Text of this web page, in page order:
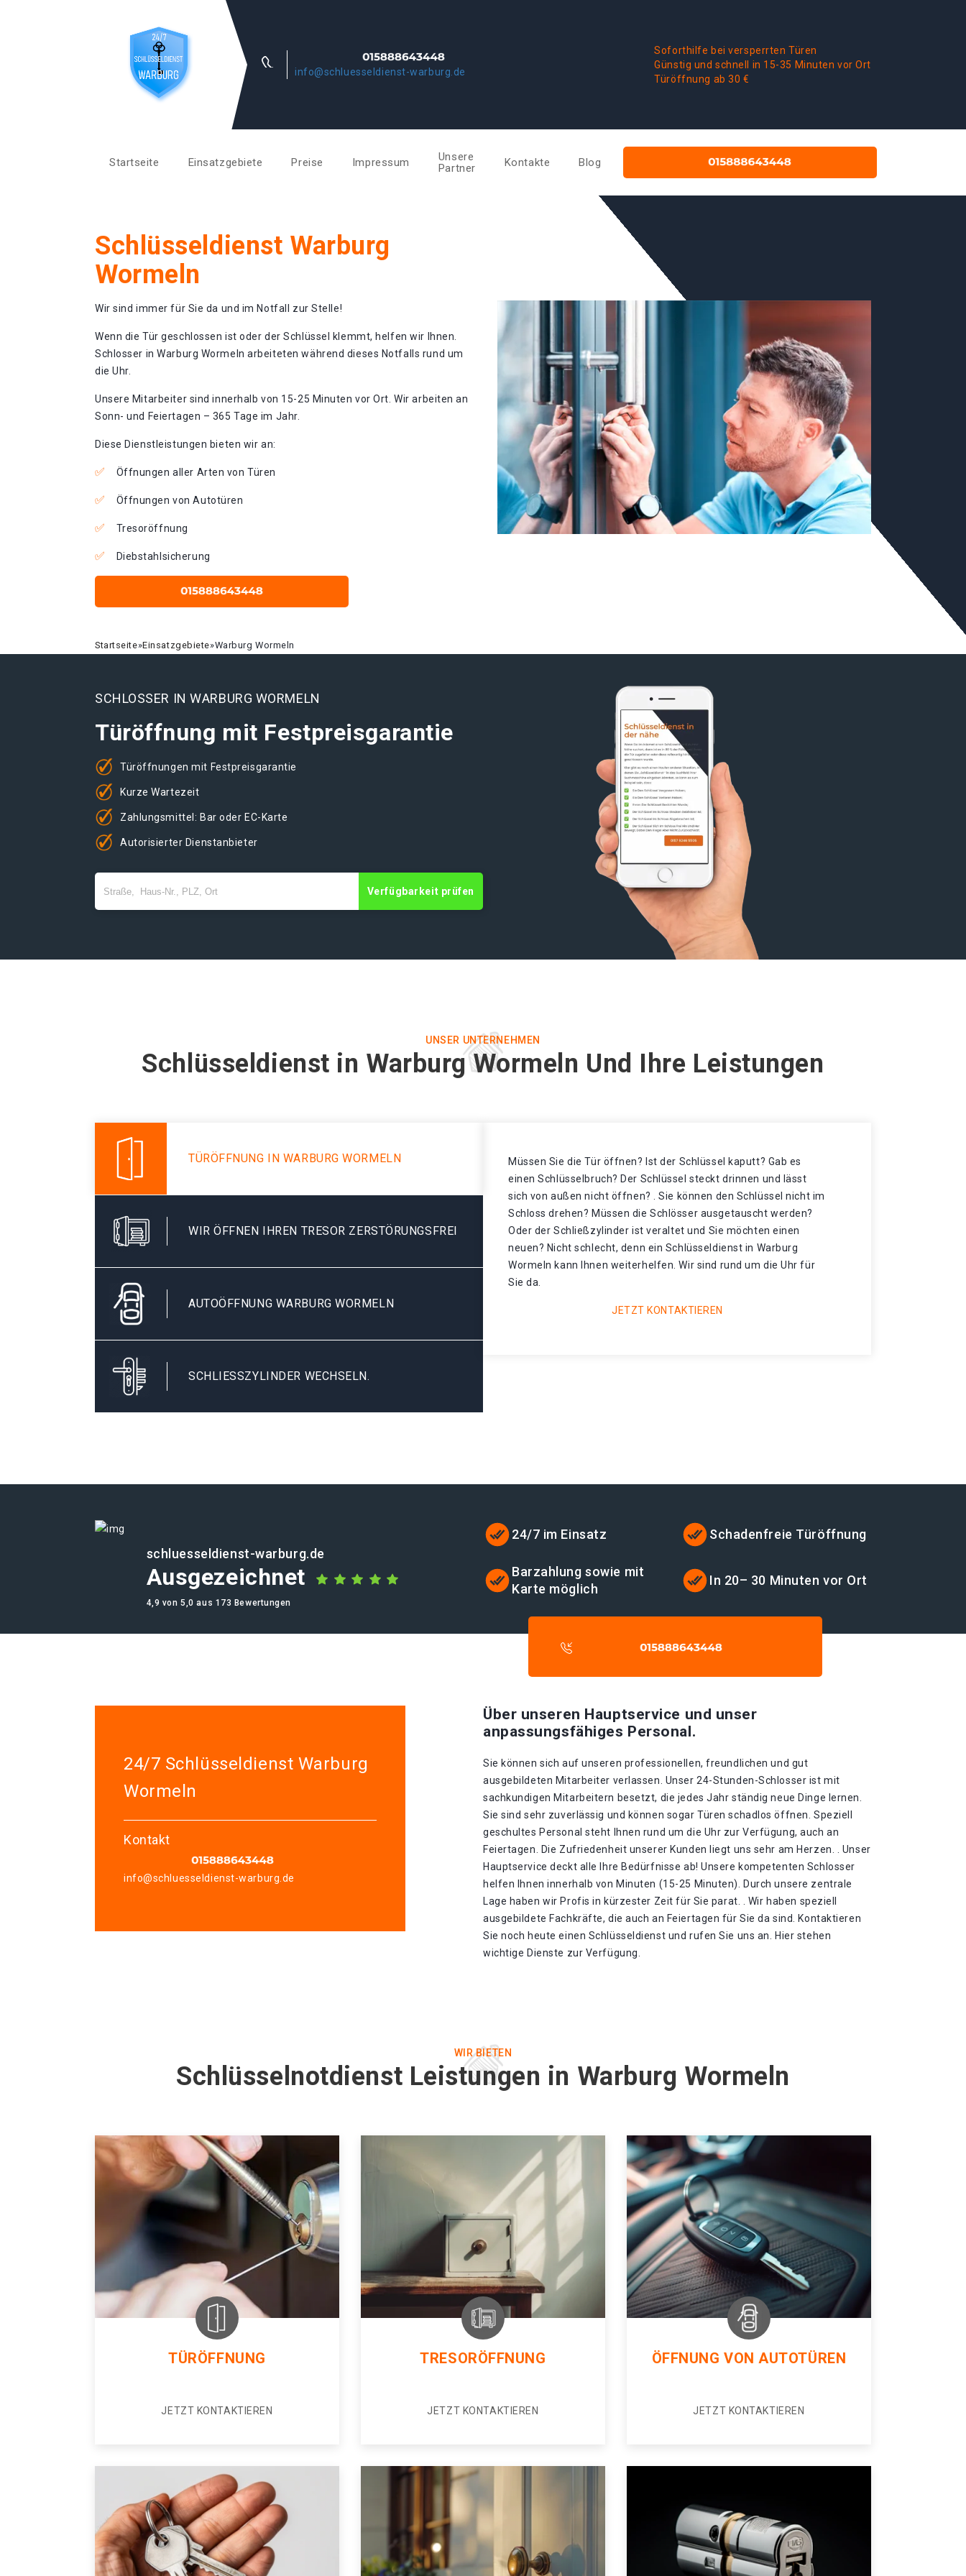
info@schluesseldienst-warburg.de
Soforthilfe bei versperrten Türen
Günstig und schnell in 15-35 Minuten vor Ort
Türöffnung ab 30 €
Startseite Einsatzgebiete Preise Impressum
Unsere
Partner
Kontakte Blog
Schlüsseldienst Warburg
Wormeln
Wir sind immer für Sie da und im Notfall zur Stelle!
Wenn die Tür geschlossen ist oder der Schlüssel klemmt, helfen wir Ihnen.
Schlosser in Warburg Wormeln arbeiteten während dieses Notfalls rund um
die Uhr.
Unsere Mitarbeiter sind innerhalb von 15-25 Minuten vor Ort. Wir arbeiten an
Sonn- und Feiertagen – 365 Tage im Jahr.
Diese Dienstleistungen bieten wir an:
Öffnungen aller Arten von Türen
Öffnungen von Autotüren
Tresoröffnung
Diebstahlsicherung
Startseite»Einsatzgebiete»Warburg Wormeln
SCHLOSSER IN WARBURG WORMELN
Türöffnung mit Festpreisgarantie
Türöffnungen mit Festpreisgarantie
Kurze Wartezeit
Zahlungsmittel: Bar oder EC-Karte
Autorisierter Dienstanbieter
Verfügbarkeit prüfen
UNSER UNTERNEHMEN
Schlüsseldienst in Warburg Wormeln Und Ihre Leistungen
TÜRÖFFNUNG IN WARBURG WORMELN
WIR ÖFFNEN IHREN TRESOR ZERSTÖRUNGSFREI
AUTOÖFFNUNG WARBURG WORMELN
SCHLIESSZYLINDER WECHSELN.
Müssen Sie die Tür öffnen? Ist der Schlüssel kaputt? Gab es
einen Schlüsselbruch? Der Schlüssel steckt drinnen und lässt
sich von außen nicht öffnen? . Sie können den Schlüssel nicht im
Schloss drehen? Müssen die Schlösser ausgetauscht werden?
Oder der Schließzylinder ist veraltet und Sie möchten einen
neuen? Nicht schlecht, denn ein Schlüsseldienst in Warburg
Wormeln kann Ihnen weiterhelfen. Wir sind rund um die Uhr für
Sie da.
JETZT KONTAKTIEREN
schluesseldienst-warburg.de
Ausgezeichnet
4,9 von 5,0 aus 173 Bewertungen
24/7 im Einsatz Schadenfreie Türöffnung
Barzahlung sowie mit
Karte möglich
In 20– 30 Minuten vor Ort
24/7 Schlüsseldienst Warburg
Wormeln
Kontakt
info@schluesseldienst-warburg.de
Über unseren Hauptservice und unser
anpassungsfähiges Personal.
Sie können sich auf unseren professionellen, freundlichen und gut
ausgebildeten Mitarbeiter verlassen. Unser 24-Stunden-Schlosser ist mit
sachkundigen Mitarbeitern besetzt, die jedes Jahr ständig neue Dinge lernen.
Sie sind sehr zuverlässig und können sogar Türen schadlos öffnen. Speziell
geschultes Personal steht Ihnen rund um die Uhr zur Verfügung, auch an
Feiertagen. Die Zufriedenheit unserer Kunden liegt uns sehr am Herzen. . Unser
Hauptservice deckt alle Ihre Bedürfnisse ab! Unsere kompetenten Schlosser
helfen Ihnen innerhalb von Minuten (15-25 Minuten). Durch unsere zentrale
Lage haben wir Profis in kürzester Zeit für Sie parat. . Wir haben speziell
ausgebildete Fachkräfte, die auch an Feiertagen für Sie da sind. Kontaktieren
Sie noch heute einen Schlüsseldienst und rufen Sie uns an. Hier stehen
wichtige Dienste zur Verfügung.
WIR BIETEN
Schlüsselnotdienst Leistungen in Warburg Wormeln
TÜRÖFFNUNG
JETZT KONTAKTIEREN
TRESORÖFFNUNG
JETZT KONTAKTIEREN
ÖFFNUNG VON AUTOTÜREN
JETZT KONTAKTIEREN